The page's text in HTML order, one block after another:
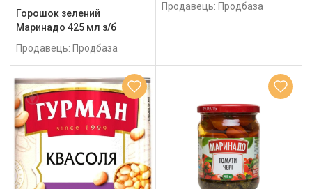
Горошок зелений
Маринадо 425 мл з/б
Продавець: Продбаза
Продавець: Продбаза